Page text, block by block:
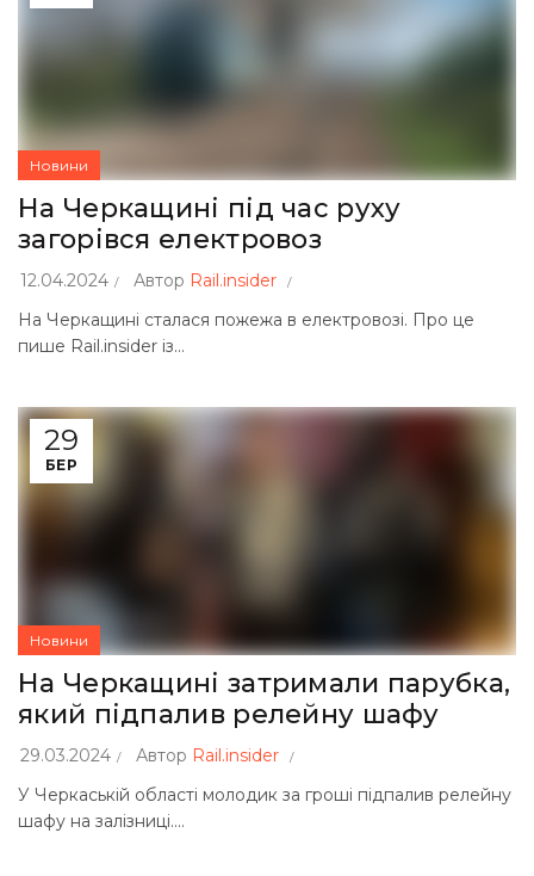
Новини
На Черкащині під час руху
загорівся електровоз
12.04.2024 Автор Rail.insider
На Черкащині сталася пожежа в електровозі. Про це
пише Rail.insider із...
29
БЕР
Новини
На Черкащині затримали парубка,
який підпалив релейну шафу
29.03.2024 Автор Rail.insider
У Черкаській області молодик за гроші підпалив релейну
шафу на залізниці....